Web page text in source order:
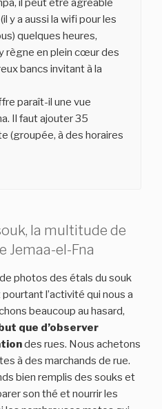
il peut être agréable
y a aussi la wifi pour les
quelques heures,
règne en plein cœur des
bancs invitant à la
paraît-il une vue
Il faut ajouter 35
(groupée, à des horaires
la multitude de
Jemaa-el-Fna
photos des étals du souk
l’activité qui nous a
beaucoup au hasard,
que d’observer
des rues. Nous achetons
à des marchands de rue.
bien remplis des souks et
son thé et nourrir les